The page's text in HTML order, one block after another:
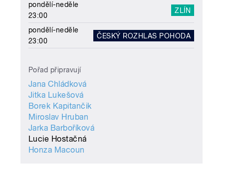
pondělí-neděle
23:00
ZLÍN
pondělí-neděle
23:00
ČESKÝ ROZHLAS POHODA
Pořad připravují
Jana Chládková
Jitka Lukešová
Borek Kapitančik
Miroslav Hruban
Jarka Barboříková
Lucie Hostačná
Honza Macoun